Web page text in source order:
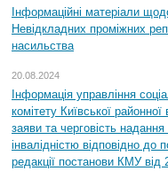
Інформаційні матеріали
Невідкладних проміжних
насильства
20.08.2024
Інформація управління
комітету Київської
заяви та черговість надання
інвалідністю відповідно
редакції постанови КМУ